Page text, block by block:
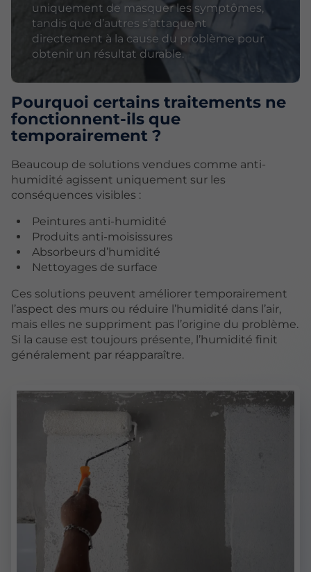
uniquement de masquer les symptômes,
tandis que d’autres s’attaquent
directement à la cause du problème pour
obtenir un résultat durable.
Pourquoi certains traitements ne
fonctionnent-ils que
temporairement ?
Beaucoup de solutions vendues comme anti-
humidité agissent uniquement sur les
conséquences visibles :
Peintures anti-humidité
Produits anti-moisissures
Absorbeurs d’humidité
Nettoyages de surface
Ces solutions peuvent améliorer temporairement
l’aspect des murs ou réduire l’humidité dans l’air,
mais elles ne suppriment pas l’origine du problème.
Si la cause est toujours présente, l’humidité finit
généralement par réapparaître.